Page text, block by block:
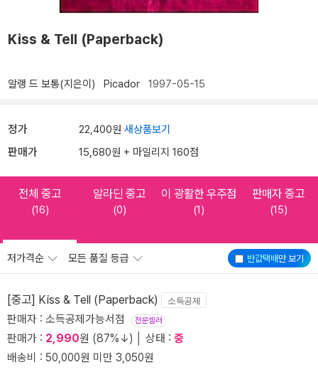
Kiss & Tell (Paperback)
알랭 드 보통(지은이) Picador 1997-05-15
정가 22,400원 새상품보기
판매가 15,680원 + 마일리지 160점
전체 중고
(16)
알라딘 중고
(0)
이 광활한 우주점
(1)
판매자 중고
(15)
반값택배만 보기
저가격순 모든 품질 등급
[중고] Kiss & Tell (Paperback) 소득공제
판매자 : 소득공제가능서점 전문셀러
판매가 : 2,990원 (87%↓) │ 상태 : 중
배송비 : 50,000원 미만 3,050원